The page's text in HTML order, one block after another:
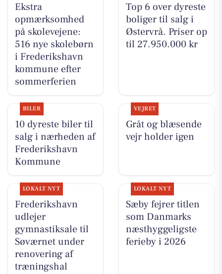
Ekstra
opmærksomhed
på skolevejene:
516 nye skolebørn
i Frederikshavn
kommune efter
sommerferien
Top 6 over dyreste
boliger til salg i
Østervrå. Priser op
til 27.950.000 kr
BILER
10 dyreste biler til
salg i nærheden af
Frederikshavn
Kommune
VEJRET
Gråt og blæsende
vejr holder igen
LOKALT NYT
Frederikshavn
udlejer
gymnastiksale til
Søværnet under
renovering af
træningshal
LOKALT NYT
Sæby fejrer titlen
som Danmarks
næsthyggeligste
ferieby i 2026